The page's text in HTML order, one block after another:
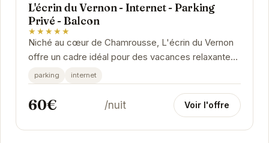
L'écrin du Vernon - Internet - Parking
Privé - Balcon
★★★★★
Niché au cœur de Chamrousse, L'écrin du Vernon
offre un cadre idéal pour des vacances relaxantes.
Ses appartements confortables et bien équipés...
parking internet
60€ /nuit Voir l'offre